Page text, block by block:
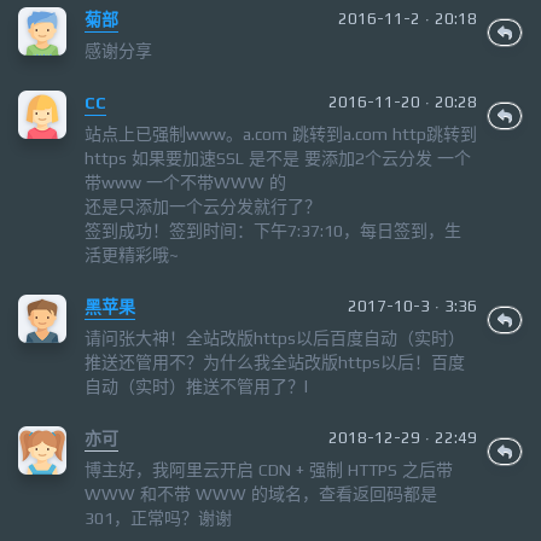
菊部 2016-11-2 · 20:18
感谢分享
CC 2016-11-20 · 20:28
站点上已强制www。a.com 跳转到a.com http跳转到
https 如果要加速SSL 是不是 要添加2个云分发 一个
带www 一个不带WWW 的
还是只添加一个云分发就行了？
签到成功！签到时间：下午7:37:10，每日签到，生
活更精彩哦~
黑苹果 2017-10-3 · 3:36
请问张大神！全站改版https以后百度自动（实时）
推送还管用不？为什么我全站改版https以后！百度
自动（实时）推送不管用了？l
亦可 2018-12-29 · 22:49
博主好，我阿里云开启 CDN + 强制 HTTPS 之后带
WWW 和不带 WWW 的域名，查看返回码都是
301，正常吗？谢谢